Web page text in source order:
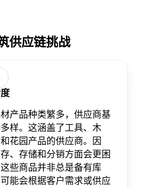
供应链挑战
产品种类繁多，供应商基
样。这涵盖了工具、木
花园产品的供应商。因
、存储和分销方面会更困
些商品并非总是备有库
能会根据客户需求或供应